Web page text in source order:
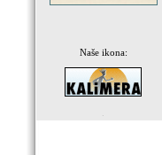
Naše ikona: